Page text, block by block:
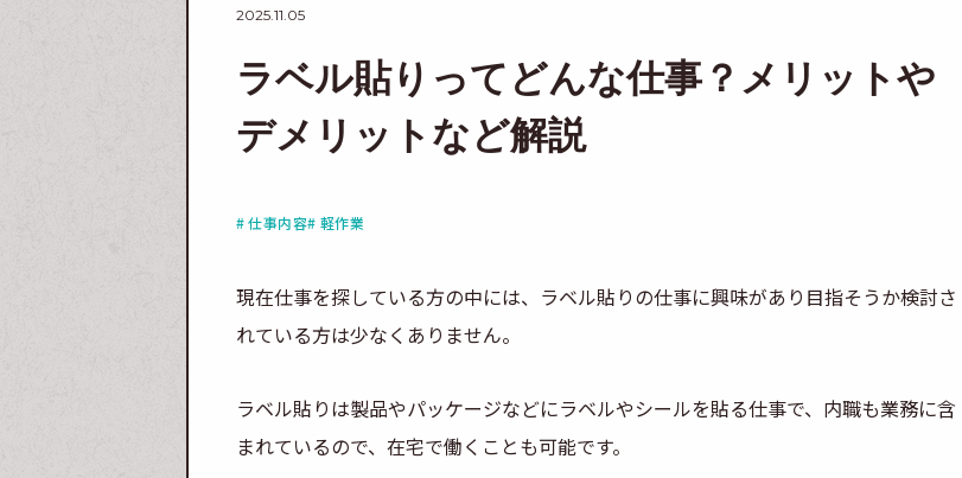
2025.11.05
ラベル貼りってどんな仕事？メリットや
デメリットなど解説
# 仕事内容# 軽作業
現在仕事を探している方の中には、ラベル貼りの仕事に興味があり目指そうか検討さ
れている方は少なくありません。
ラベル貼りは製品やパッケージなどにラベルやシールを貼る仕事で、内職も業務に含
まれているので、在宅で働くことも可能です。